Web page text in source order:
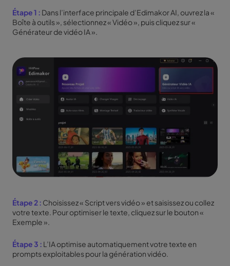
Étape 1 : Dans l’interface principale d’Edimakor AI, ouvrez la «
Boîte à outils », sélectionnez « Vidéo », puis cliquez sur «
Générateur de vidéo IA ».
Étape 2 : Choisissez « Script vers vidéo » et saisissez ou collez
votre texte. Pour optimiser le texte, cliquez sur le bouton «
Exemple ».
Étape 3 : L’IA optimise automatiquement votre texte en
prompts exploitables pour la génération vidéo.